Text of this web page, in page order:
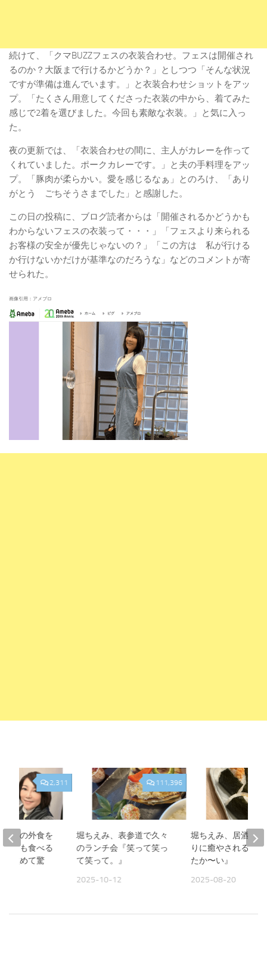
続けて、「クマBUZZフェスの衣装合わせ。フェスは開催され
るのか？大阪まで行けるかどうか？」としつつ「そんな状況
ですが準備は進んでいます。」と衣装合わせショットをアッ
プ。「たくさん用意してくださった衣装の中から、着てみた
感じで2着を選びました。今回も素敵な衣装。」と気に入っ
た。
夜の更新では、「衣装合わせの間に、主人がカレーを作って
くれていました。ポークカレーです。」と夫の手料理をアッ
プ。「豚肉が柔らかい。愛を感じるなぁ」とのろけ、「あり
がとう ごちそうさまでした」と感謝した。
この日の投稿に、ブログ読者からは「開催されるかどうかも
わからないフェスの衣装って・・・」「フェスより来られる
お客様の安全が優先じゃないの？」「この方は 私が行ける
か行けないかだけが基準なのだろうな」などのコメントが寄
せられた。
画像引用：アメブロ
111,396
堀ちえみ、表参道で久々
のランチ会『笑って笑っ
て笑って。』
2025-10-12
堀ちえみ、居酒屋
りに癒やされる夜
たか〜い』
2025-08-20
2,311
夫との外食を
よりも食べる
て改めて驚